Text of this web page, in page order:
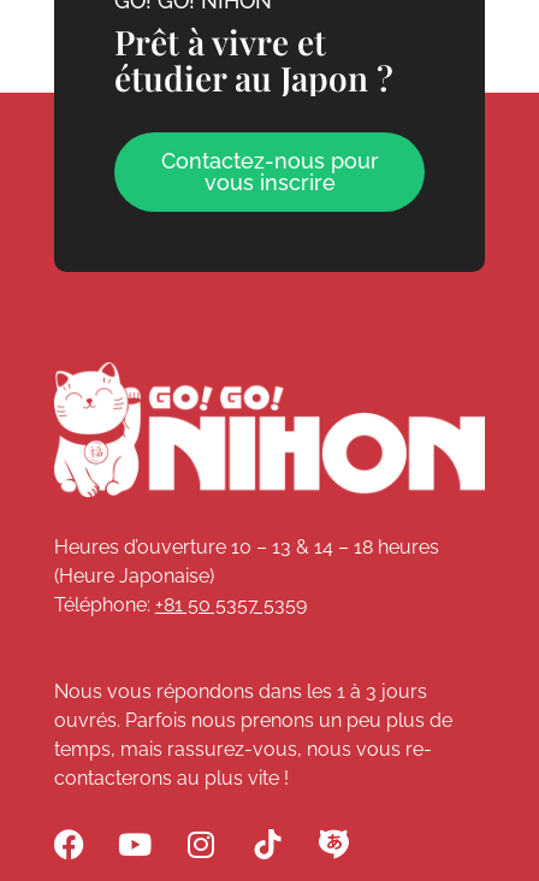
Prêt à vivre et
étudier au Japon ?
Contactez-nous pour
vous inscrire
Heures d’ouverture 10 – 13 & 14 – 18 heures
(Heure Japonaise)
Téléphone: +81 50 5357 5359
Nous vous répondons dans les 1 à 3 jours
ouvrés. Parfois nous prenons un peu plus de
temps, mais rassurez-vous, nous vous re-
contacterons au plus vite !